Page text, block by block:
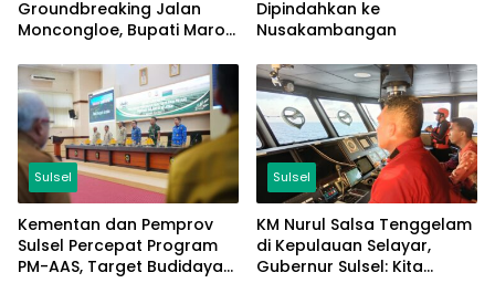
Groundbreaking Jalan
Moncongloe, Bupati Maros
Terjawab
Dipindahkan ke
Nusakambangan
Sulsel
Kementan dan Pemprov
Sulsel Percepat Program
PM-AAS, Target Budidaya
Sulsel
KM Nurul Salsa Tenggelam
di Kepulauan Selayar,
Gubernur Sulsel: Kita